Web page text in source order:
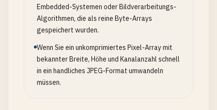
Embedded-Systemen oder Bildverarbeitungs-
Algorithmen, die als reine Byte-Arrays
gespeichert wurden.
Wenn Sie ein unkomprimiertes Pixel-Array mit
bekannter Breite, Höhe und Kanalanzahl schnell
in ein handliches JPEG-Format umwandeln
müssen.